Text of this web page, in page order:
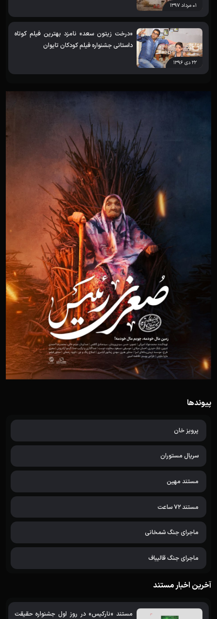
پیوندها
پرویز خان
سریال مستوران
مستند مهین
مستند 72 ساعت
ماجرای جنگ شمخانی
ماجرای جنگ قالیباف
آخرین اخبار مستند
مستند «نارکیس» در روز اول جشنواره حقیقت
۰۱ مرداد ۱۳۹۷
۲۲ دی ۱۳۹۶
«درخت زیتون سعد» نامزد بهترین فیلم کوتاه
داستانی جشنواره فیلم کودکان تایوان